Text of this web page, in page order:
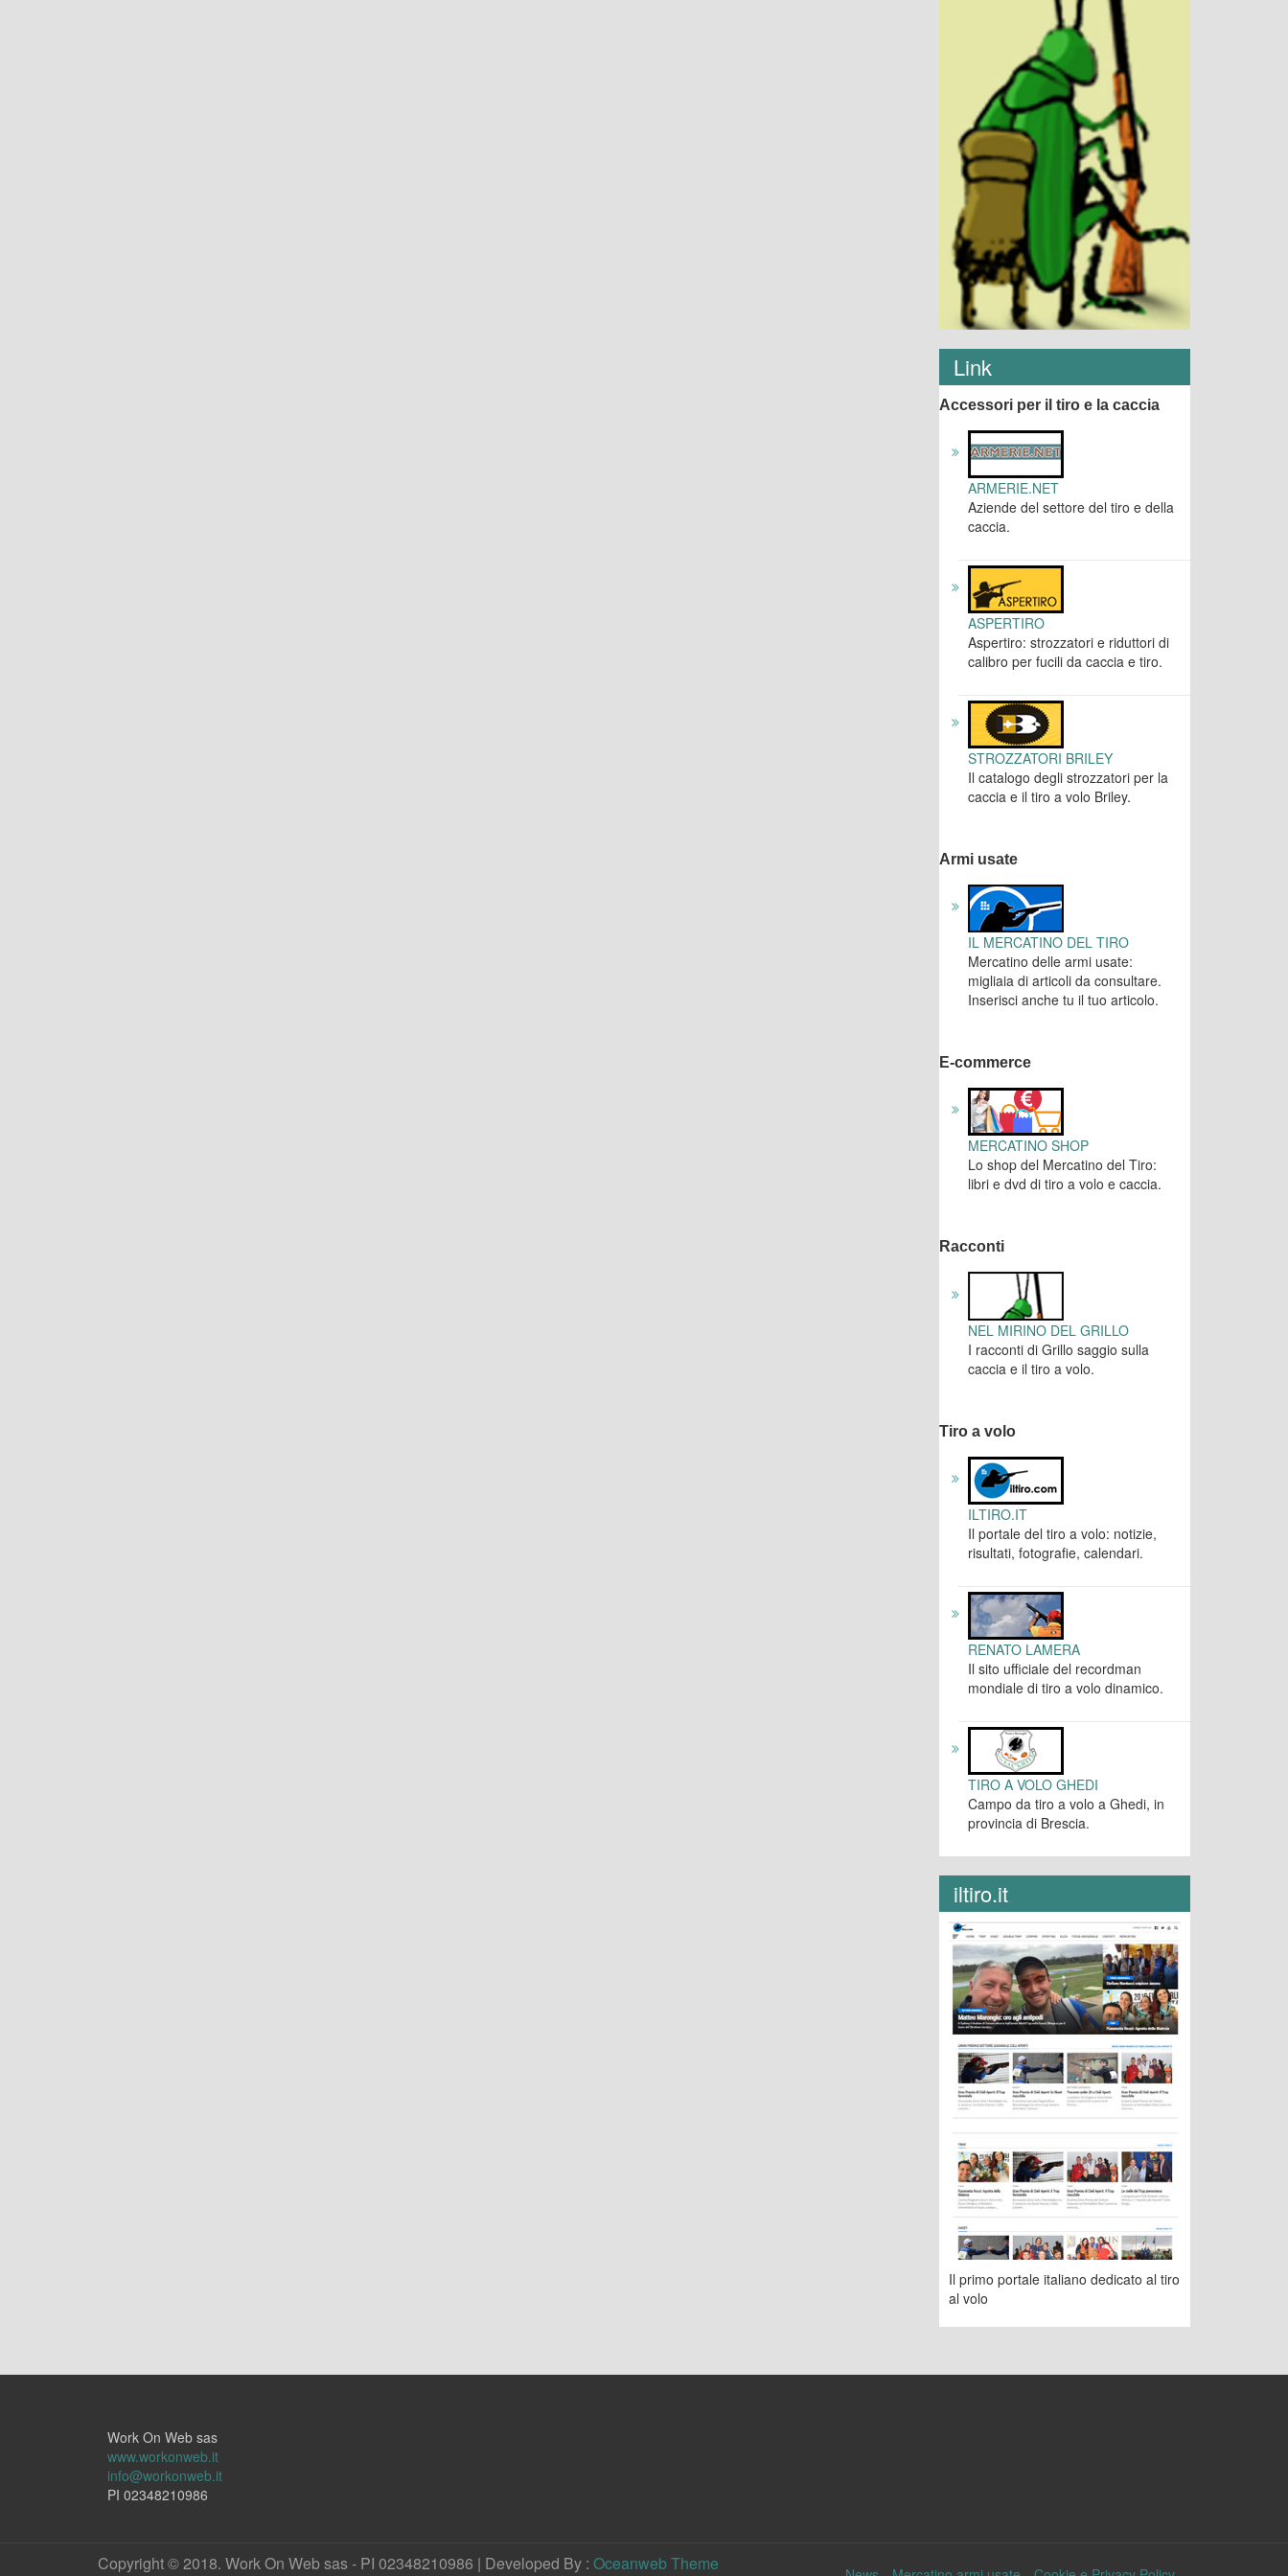
Link
Accessori per il tiro e la caccia
ARMERIE.NET
Aziende del settore del tiro e della
caccia.
ASPERTIRO
Aspertiro: strozzatori e riduttori di
calibro per fucili da caccia e tiro.
STROZZATORI BRILEY
Il catalogo degli strozzatori per la
caccia e il tiro a volo Briley.
Armi usate
IL MERCATINO DEL TIRO
Mercatino delle armi usate:
migliaia di articoli da consultare.
Inserisci anche tu il tuo articolo.
E-commerce
MERCATINO SHOP
Lo shop del Mercatino del Tiro:
libri e dvd di tiro a volo e caccia.
Racconti
NEL MIRINO DEL GRILLO
I racconti di Grillo saggio sulla
caccia e il tiro a volo.
Tiro a volo
ILTIRO.IT
Il portale del tiro a volo: notizie,
risultati, fotografie, calendari.
RENATO LAMERA
Il sito ufficiale del recordman
mondiale di tiro a volo dinamico.
TIRO A VOLO GHEDI
Campo da tiro a volo a Ghedi, in
provincia di Brescia.
iltiro.it
Il primo portale italiano dedicato al tiro
al volo
Work On Web sas
www.workonweb.it
info@workonweb.it
PI 02348210986
Copyright © 2018. Work On Web sas - PI 02348210986 | Developed By : Oceanweb Theme